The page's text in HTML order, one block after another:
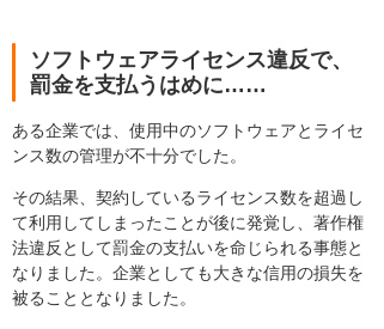
ソフトウェアライセンス違反で、
罰金を支払うはめに……
ある企業では、使用中のソフトウェアとライセ
ンス数の管理が不十分でした。
その結果、契約しているライセンス数を超過し
て利用してしまったことが後に発覚し、著作権
法違反として罰金の支払いを命じられる事態と
なりました。企業としても大きな信用の損失を
被ることとなりました。